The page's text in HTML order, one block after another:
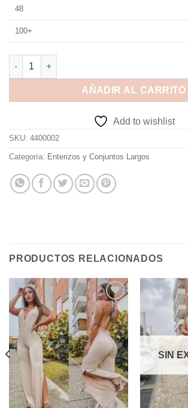
48
100+
AÑADIR AL CARRITO
Add to wishlist
SKU: 4400002
Categoría: Enterizos y Conjuntos Largos
PRODUCTOS RELACIONADOS
Add to
wishlist
SIN